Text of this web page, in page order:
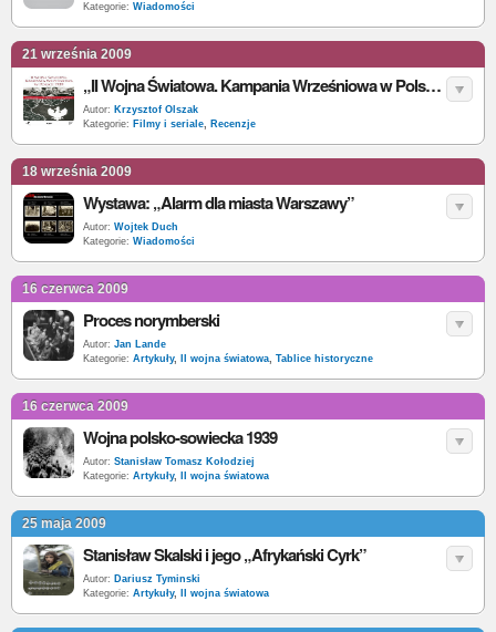
Kategorie: Wiadomości
21 września 2009
„II Wojna Światowa. Kampania Wrześniowa w Polsce 1939” - recenzja (1)
Autor: Krzysztof Olszak
Kategorie: Filmy i seriale, Recenzje
18 września 2009
Wystawa: „Alarm dla miasta Warszawy”
Autor: Wojtek Duch
Kategorie: Wiadomości
16 czerwca 2009
Proces norymberski
Autor: Jan Lande
Kategorie: Artykuły, II wojna światowa, Tablice historyczne
16 czerwca 2009
Wojna polsko-sowiecka 1939
Autor: Stanisław Tomasz Kołodziej
Kategorie: Artykuły, II wojna światowa
25 maja 2009
Stanisław Skalski i jego „Afrykański Cyrk”
Autor: Dariusz Tyminski
Kategorie: Artykuły, II wojna światowa